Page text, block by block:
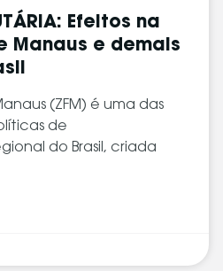
Efeitos na
Manaus e demais
(ZFM) é uma das
de
do Brasil, criada